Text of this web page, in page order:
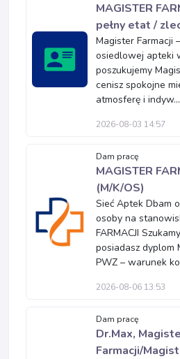
MAGISTER
pełny etat /
Magister Farmacji
osiedlowej apteki
poszukujemy
cenisz spokojne
atmosferę i indyw...
2026-08-03 14:57
Dam pracę
MAGISTER
(M/K/OS)
Sieć Aptek Dbam
osoby na
FARMACJI
posiadasz dyplom
PWZ – warunek
2026-08-06 13:53
Dam pracę
Dr.Max,
Farmacji/